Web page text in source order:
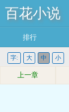
百花小说
排行
字: 大 中 小
上一章